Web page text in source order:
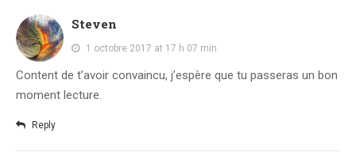
Steven
1 octobre 2017 at 17 h 07 min
Content de t’avoir convaincu, j’espère que tu passeras un bon
moment lecture.
Reply